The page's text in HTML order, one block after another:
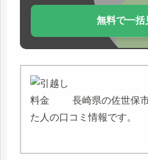
無料で一括
長崎県の佐世保
た人の口コミ情報です。